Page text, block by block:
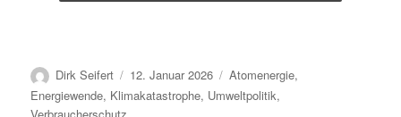
Autor
Dirk Seifert
Veröffentlicht
am
12. Januar 2026 Kategorien
Atomenergie,
Energiewende, Klimakatastrophe, Umweltpolitik,
Verbraucherschutz